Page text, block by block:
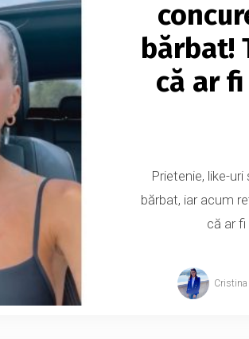
bărbat!
că ar
Prietenie, like-
bărbat, iar acum
că ar fi
Cristina